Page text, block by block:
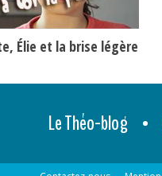
Élie et la brise légère
Le Théo-blog
en garantissant la